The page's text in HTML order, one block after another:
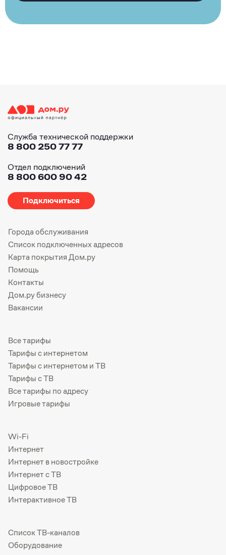
Служба технической поддержки
8 800 250 77 77
Отдел подключений
8 800 600 90 42
Подключиться
Города обслуживания
Список подключенных адресов
Карта покрытия Дом.ру
Помощь
Контакты
Дом.ру бизнесу
Вакансии
Все тарифы
Тарифы с интернетом
Тарифы с интернетом и ТВ
Тарифы с ТВ
Все тарифы по адресу
Игровые тарифы
Wi-Fi
Интернет
Интернет в новостройке
Интернет с ТВ
Цифровое ТВ
Интерактивное ТВ
Список ТВ-каналов
Оборудование